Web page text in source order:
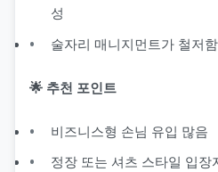
성
술자리 매니지먼트가 철저
🌟 추천 포인트
비즈니스형 손님 유입 많음
정장 또는 셔츠 스타일 입장